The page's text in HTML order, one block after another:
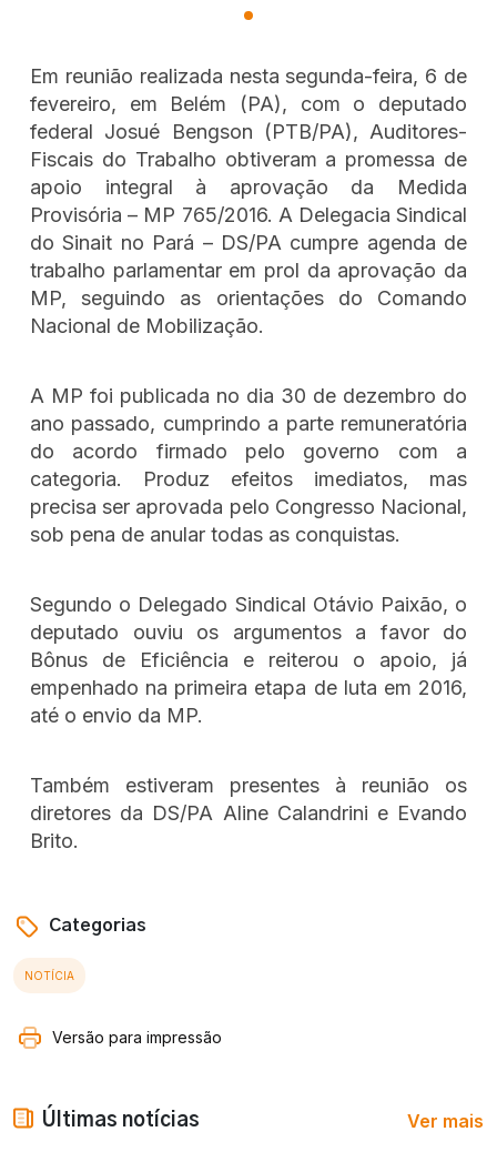
Em reunião realizada nesta segunda-feira, 6 de
fevereiro, em Belém (PA), com o deputado
federal Josué Bengson (PTB/PA), Auditores-
Fiscais do Trabalho obtiveram a promessa de
apoio integral à aprovação da Medida
Provisória – MP 765/2016. A Delegacia Sindical
do Sinait no Pará – DS/PA cumpre agenda de
trabalho parlamentar em prol da aprovação da
MP, seguindo as orientações do Comando
Nacional de Mobilização.
A MP foi publicada no dia 30 de dezembro do
ano passado, cumprindo a parte remuneratória
do acordo firmado pelo governo com a
categoria. Produz efeitos imediatos, mas
precisa ser aprovada pelo Congresso Nacional,
sob pena de anular todas as conquistas.
Segundo o Delegado Sindical Otávio Paixão, o
deputado ouviu os argumentos a favor do
Bônus de Eficiência e reiterou o apoio, já
empenhado na primeira etapa de luta em 2016,
até o envio da MP.
Também estiveram presentes à reunião os
diretores da DS/PA Aline Calandrini e Evando
Brito.
Categorias
NOTÍCIA
Versão para impressão
Últimas notícias Ver mais